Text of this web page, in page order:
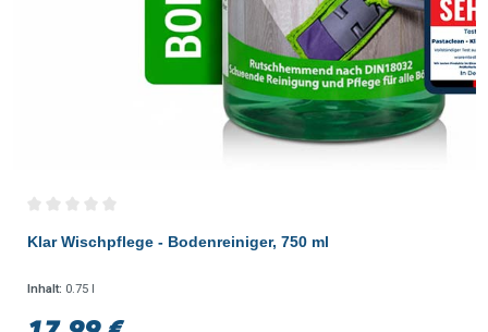
Klar Wischpflege - Bodenreiniger, 750 ml
Inhalt: 0.75 l